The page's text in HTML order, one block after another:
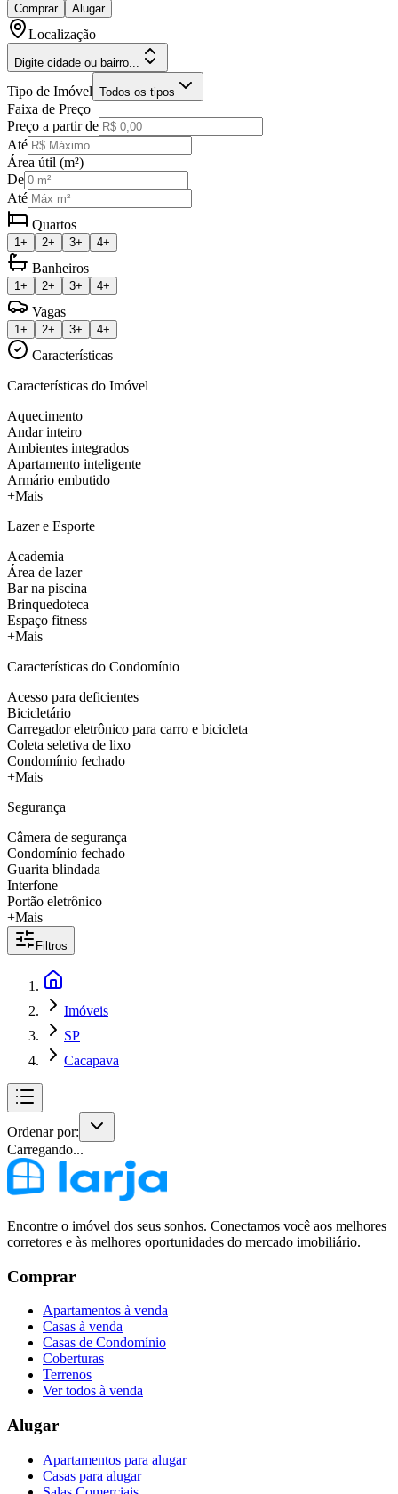
Comprar Alugar
Localização
Digite cidade ou bairro...
Tipo de Imóvel Todos os tipos
Faixa de Preço
Preço a partir de
Até
Área útil (m²)
De
Até
Quartos
1+ 2+ 3+ 4+
Banheiros
1+ 2+ 3+ 4+
Vagas
1+ 2+ 3+ 4+
Características
Características do Imóvel
Aquecimento
Andar inteiro
Ambientes integrados
Apartamento inteligente
Armário embutido
+Mais
Lazer e Esporte
Academia
Área de lazer
Bar na piscina
Brinquedoteca
Espaço fitness
+Mais
Características do Condomínio
Acesso para deficientes
Bicicletário
Carregador eletrônico para carro e bicicleta
Coleta seletiva de lixo
Condomínio fechado
+Mais
Segurança
Câmera de segurança
Condomínio fechado
Guarita blindada
Interfone
Portão eletrônico
+Mais
Filtros
Imóveis
SP
Cacapava
Ordenar por:
Carregando...
Encontre o imóvel dos seus sonhos. Conectamos você aos melhores
corretores e às melhores oportunidades do mercado imobiliário.
Comprar
Apartamentos à venda
Casas à venda
Casas de Condomínio
Coberturas
Terrenos
Ver todos à venda
Alugar
Apartamentos para alugar
Casas para alugar